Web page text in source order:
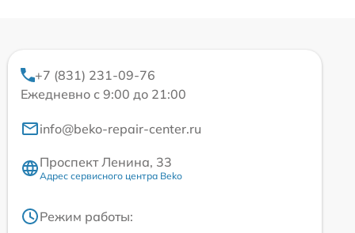
+7 (831) 231-09-76
Ежедневно с 9:00 до 21:00
info@beko-repair-center.ru
Проспект Ленина, 33
Адрес сервисного центра Beko
Режим работы: